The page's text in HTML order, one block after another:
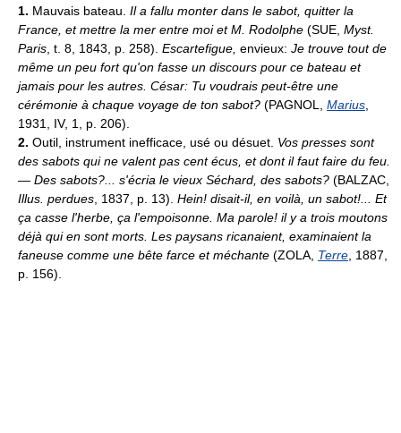
1. Mauvais bateau. Il a fallu monter dans le sabot, quitter la
France, et mettre la mer entre moi et M. Rodolphe (SUE, Myst.
Paris , t. 8, 1843, p. 258). Escartefigue, envieux: Je trouve tout de
même un peu fort qu'on fasse un discours pour ce bateau et
jamais pour les autres. César: Tu voudrais peut-être une
cérémonie à chaque voyage de ton sabot? (PAGNOL, Marius
1931, IV, 1, p. 206).
2. Outil, instrument inefficace, usé ou désuet. Vos presses sont
des sabots qui ne valent pas cent écus, et dont il faut faire du feu.
— Des sabots?... s'écria le vieux Séchard, des sabots? (BALZAC,
Illus. perdues , 1837, p. 13). Hein! disait-il, en voilà, un sabot!... Et
ça casse l'herbe, ça l'empoisonne. Ma parole! il y a trois moutons
déjà qui en sont morts. Les paysans ricanaient, examinaient la
faneuse comme une bête farce et méchante (ZOLA, Terre , 1887,
p. 156).